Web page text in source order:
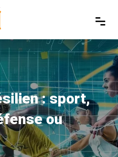
: sport,
ou